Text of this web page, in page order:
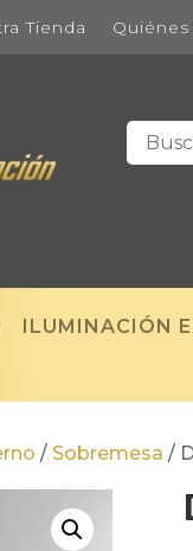
Tienda
ILUMINACIÓN
/ Sobremesa /